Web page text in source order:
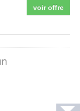
voir offre